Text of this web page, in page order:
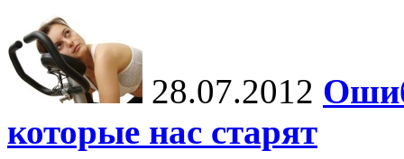
28.07.2012
которые нас старят